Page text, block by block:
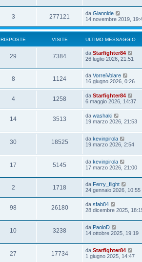
3 277121 da Giannide
14 novembre 2019,
RISPOSTE VISITE ULTIMO MESSAGGIO
29 7384 da Starfighter84
26 luglio 2026, 21:51
8 1124 da VorreiVolare
16 giugno 2026, 0:26
4 1258 da Starfighter84
6 maggio 2026, 14:37
14 3513 da washaki
19 marzo 2026, 21:53
30 18525 da kevinpirola
19 marzo 2026, 2:54
17 5145 da kevinpirola
17 marzo 2026, 21:00
2 1718 da Ferry_flight
24 gennaio 2026, 10:55
98 26180 da sfab84
28 dicembre 2025,
10 3238 da PaoloD
14 ottobre 2025, 19:19
27 17734 da Starfighter84
1 giugno 2025, 14:47